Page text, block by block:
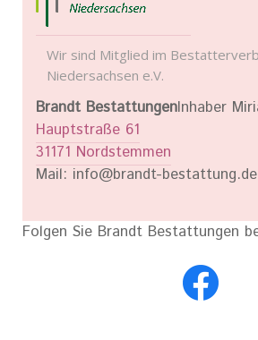
Wir sind Mitglied im
Niedersachsen e.V.
Brandt BestattungenInhaber
Hauptstraße 61
31171 Nordstemmen
Mail: info@brandt-bestattung.de
Folgen Sie Brandt Bestattungen